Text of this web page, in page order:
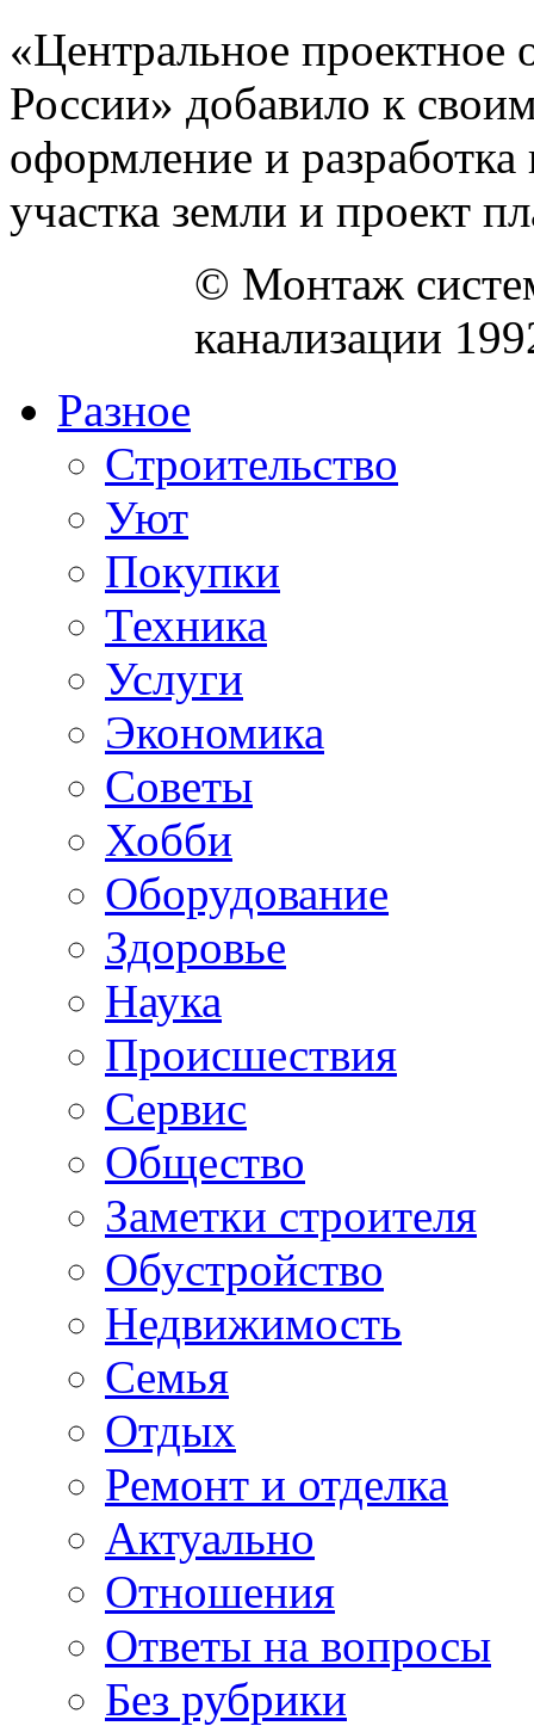
«Центральное проектное
России» добавило к
оформление и разработка
участка земли и проект
© Монтаж
канализации
Разное
Строительство
Уют
Покупки
Техника
Услуги
Экономика
Советы
Хобби
Oборудование
Здоровье
Наука
Происшествия
Сервис
Общество
Заметки строителя
Обустройство
Недвижимость
Семья
Отдых
Ремонт и отделка
Актуально
Отношения
Ответы на вопросы
Без рубрики